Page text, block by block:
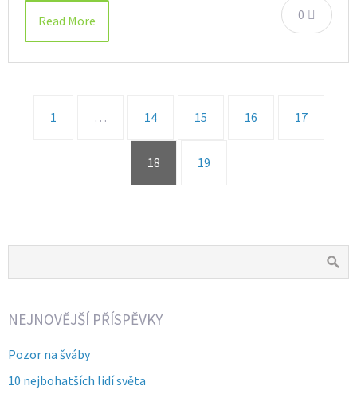
0
Read More
1 … 14 15 16 17
18 19
NEJNOVĚJŠÍ PŘÍSPĚVKY
Pozor na šváby
10 nejbohatších lidí světa